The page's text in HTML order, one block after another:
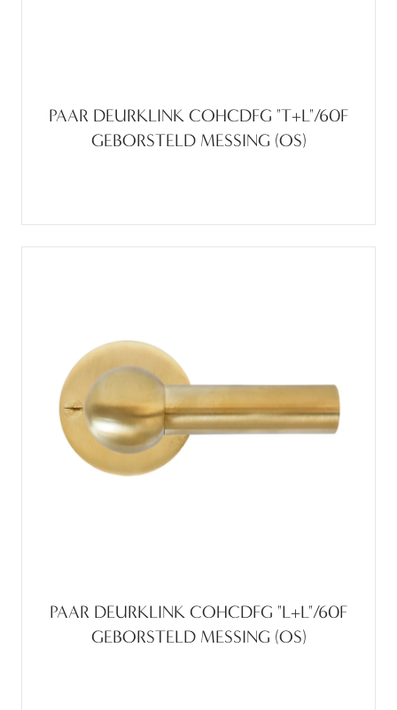
PAAR DEURKLINK COHCDFG "T+L"/60F
GEBORSTELD MESSING (OS)
PAAR DEURKLINK COHCDFG "L+L"/60F
GEBORSTELD MESSING (OS)